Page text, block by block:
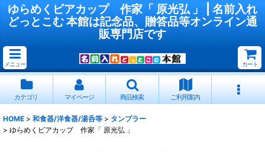
ゆらめくビアカップ 作家「 原光弘 」 | 名前入れ
どっとこむ 本館は記念品、贈答品等オンライン通
販専門店です
メニュー カート
カテゴリ マイページ 商品検索 ご利用案内
HOME > 和食器/洋食器/湯呑等 > タンブラー
> ゆらめくビアカップ 作家「 原光弘 」